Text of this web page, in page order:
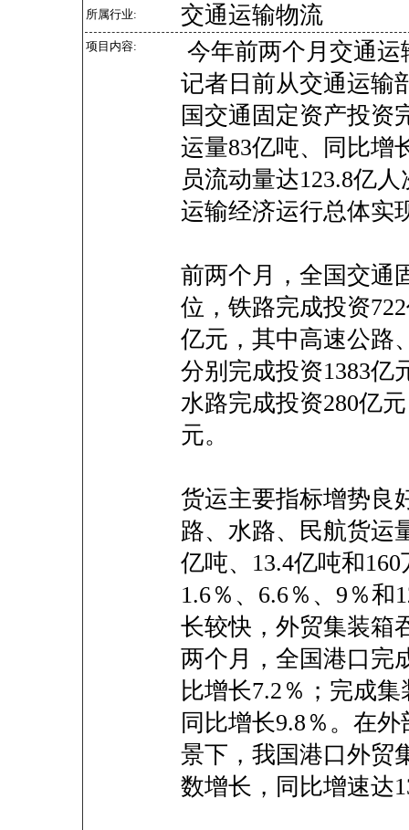
所属行业: 交通运输物流
项目内容:
今年前两个月交通
记者日前从交通运输
国交通固定资产投资
运量83亿吨、同比增
员流动量达123.8亿
运输经济运行总体实
前两个月，全国交通
位，铁路完成投资
亿元，其中高速公路
分别完成投资1383亿
水路完成投资280亿
元。
货运主要指标增势良
路、水路、民航货运
亿吨、13.4亿吨和
1.6％、6.6％、9％和
长较快，外贸集装箱
两个月，全国港口完
比增长7.2％；完成
同比增长9.8％。在
景下，我国港口外贸
数增长，同比增速达